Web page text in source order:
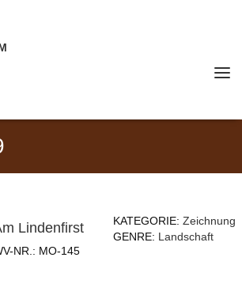
Lindenfirst
NR.: MO-145
KATEGORIE:Zeichnung
GENRE: Landschaft